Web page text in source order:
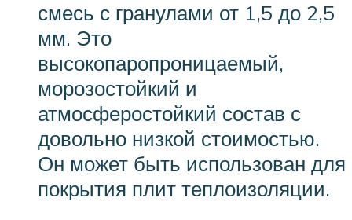
смесь с гранулами от 1,5 до 2,5
мм. Это
высокопаропроницаемый,
морозостойкий и
атмосферостойкий состав с
довольно низкой стоимостью.
Он может быть использован для
покрытия плит теплоизоляции.